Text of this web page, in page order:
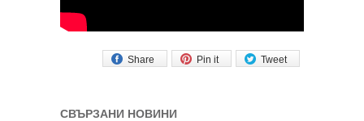
Tweet
Pin it
Share
СВЪРЗАНИ НОВИНИ